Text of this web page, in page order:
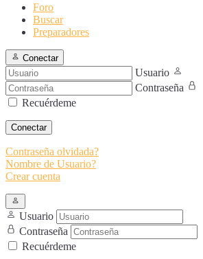
Foro
Buscar
Preparadores
Conectar
Usuario
Contraseña
Recuérdeme
Conectar
Contraseña olvidada?
Nombre de Usuario?
Crear cuenta
Usuario
Contraseña
Recuérdeme